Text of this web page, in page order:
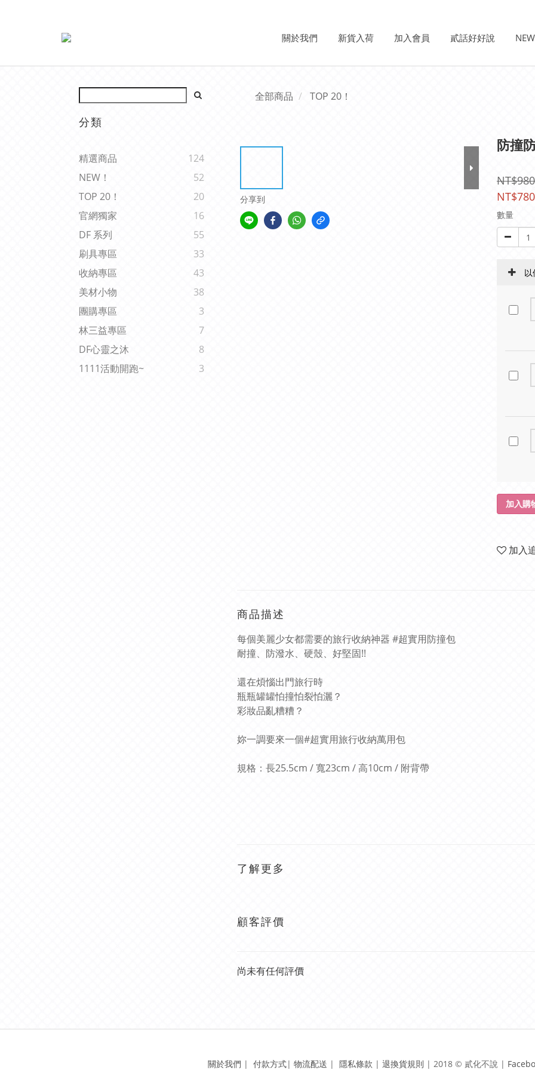
關於我們 新貨入荷 加入會員 貳話好好說
分類
精選商品
124
NEW！
52
TOP 20！
20
官網獨家
16
DF 系列
55
刷具專區
33
收納專區
43
美材小物
38
團購專區
3
林三益專區
7
DF心靈之沐
8
1111活動開跑~
3
全部商品 TOP 20！
分享到
防撞
NT$980
NT$780
數量
加入購
加入
商品描述
每個美麗少女都需要的旅行收納神器 #超實用防撞包
耐撞、防潑水、硬殼、好堅固!!
還在煩惱出門旅行時
瓶瓶罐罐怕撞怕裂怕灑？
彩妝品亂糟糟？
妳一調要來一個#超實用旅行收納萬用包
規格： 長25.5cm / 寬23cm / 高10cm / 附背帶
了解更多
顧客評價
尚未有任何評價
關於我們 | 付款方式| 物流配送 | 隱私條款 | 退換貨規則 | 2018 © 貳化不說 | ​